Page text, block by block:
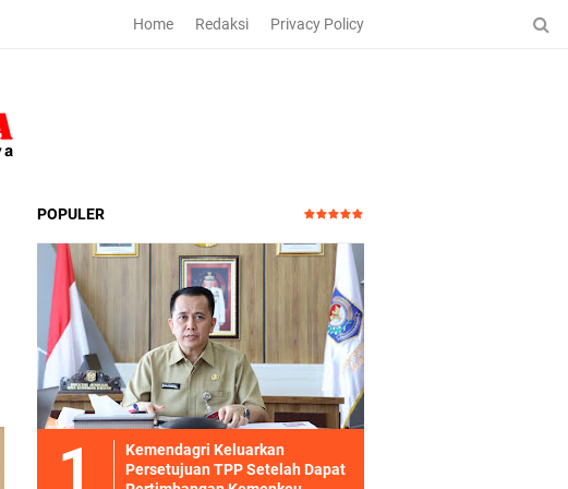
Home Redaksi Privacy Policy
POPULER
Kemendagri Keluarkan
Persetujuan TPP Setelah Dapat